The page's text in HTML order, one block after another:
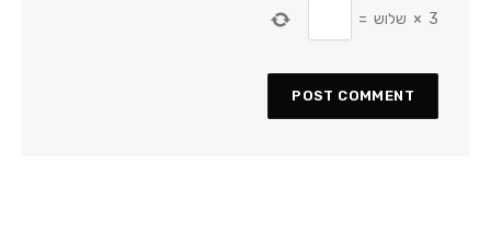
3
× שלוש =